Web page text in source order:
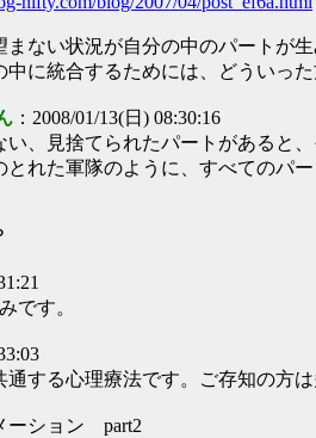
ない状況が自分の中のパートが生
に統合するためには、どういっ
：2008/01/13(日) 08:30:16
い、見捨てられたパートがあると
れた軍隊のように、すべてのパ
です。
する心理療法です。ご存知の方は
ーション part2